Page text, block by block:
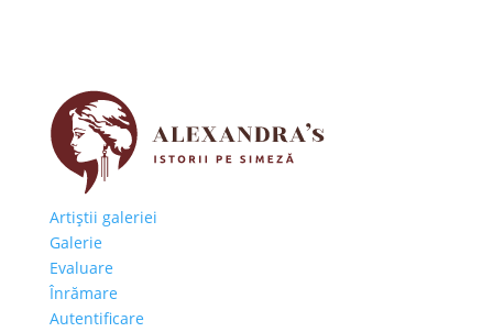
Artiştii galeriei
Galerie
Evaluare
Înrămare
Autentificare